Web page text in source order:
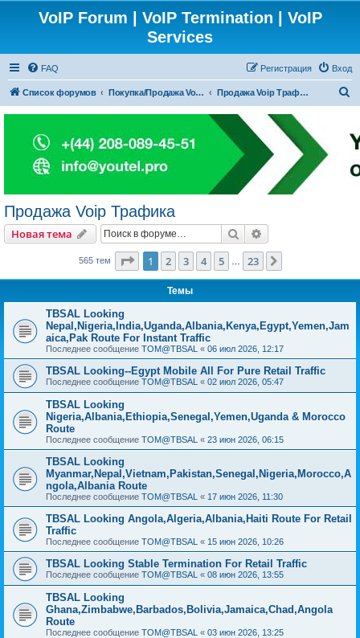
VoIP Forum | VoIP Termination | VoIP
Services
FAQ Вход
Регистрация
Список форумов Покупка/Продажа Voip Трафика (А-З маршруты) Продажа Voip Трафика
с
к
Продажа Voip Трафика
Новая тема Поиск
565 тем Страница из 23
1 2 3 4 5 23
Темы
TBSAL Looking
Nepal,Nigeria,India,Uganda,Albania,Kenya,Egypt,Yemen,Jam
aica,Pak Route For Instant Traffic
Последнее сообщение TOM@TBSAL « 06 июл 2026, 12:17
TBSAL Looking--Egypt Mobile All For Pure Retail Traffic
Последнее сообщение TOM@TBSAL « 02 июл 2026, 05:47
TBSAL Looking
Nigeria,Albania,Ethiopia,Senegal,Yemen,Uganda & Morocco
Route
Последнее сообщение TOM@TBSAL « 23 июн 2026, 06:15
TBSAL Looking
Myanmar,Nepal,Vietnam,Pakistan,Senegal,Nigeria,Morocco,A
ngola,Albania Route
Последнее сообщение TOM@TBSAL « 17 июн 2026, 11:30
TBSAL Looking Angola,Algeria,Albania,Haiti Route For Retail
Traffic
Последнее сообщение TOM@TBSAL « 15 июн 2026, 10:26
TBSAL Looking Stable Termination For Retail Traffic
Последнее сообщение TOM@TBSAL « 08 июн 2026, 13:55
TBSAL Looking
Ghana,Zimbabwe,Barbados,Bolivia,Jamaica,Chad,Angola
Route
Последнее сообщение TOM@TBSAL « 03 июн 2026, 13:25